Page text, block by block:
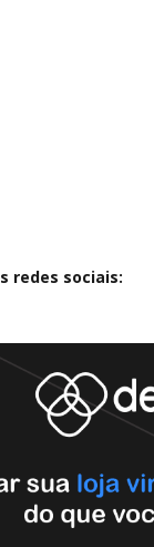
redes sociais: